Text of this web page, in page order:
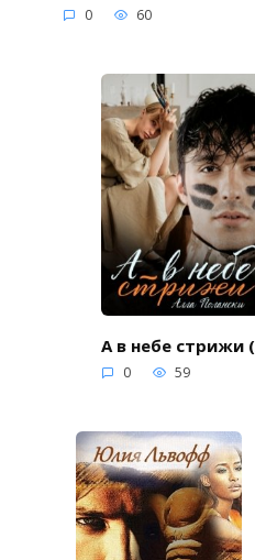
0 60
А в небе стрижи
0 59